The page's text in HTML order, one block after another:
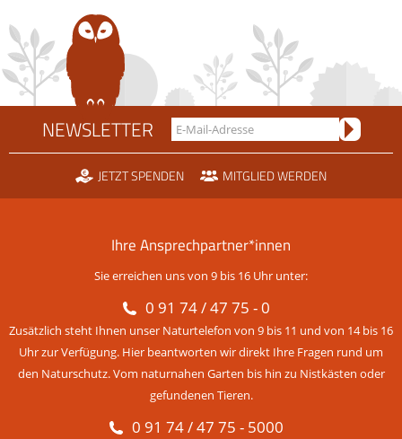
NEWSLETTER
JETZT SPENDEN MITGLIED WERDEN
Ihre Ansprechpartner*innen
Sie erreichen uns von 9 bis 16 Uhr unter:
0 91 74 / 47 75 - 0
Zusätzlich steht Ihnen unser Naturtelefon von 9 bis 11 und von 14 bis 16
Uhr zur Verfügung. Hier beantworten wir direkt Ihre Fragen rund um
den Naturschutz. Vom naturnahen Garten bis hin zu Nistkästen oder
gefundenen Tieren.
0 91 74 / 47 75 - 5000